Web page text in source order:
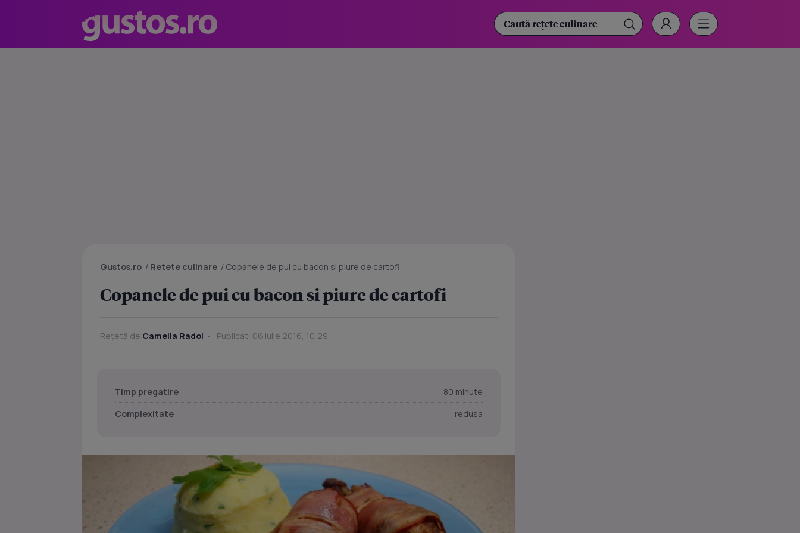
Gustos.ro / Retete culinare / Copanele de pui cu bacon si piure de cartofi
Copanele de pui cu bacon si piure de cartofi
Rețetă de Camelia Radoi Publicat: 06 Iulie 2016, 10:29
Timp pregatire
80 minute
Complexitate
redusa